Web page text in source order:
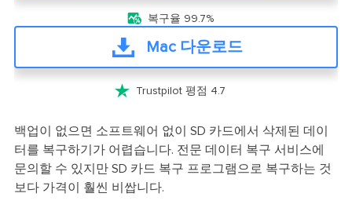
 복구율 99.7%
Mac 다운로드
 Trustpilot 평점 4.7
백업이 없으면 소프트웨어 없이 SD 카드에서 삭제된 데이
터를 복구하기가 어렵습니다. 전문 데이터 복구 서비스에
문의할 수 있지만 SD 카드 복구 프로그램으로 복구하는 것
보다 가격이 훨씬 비쌉니다.